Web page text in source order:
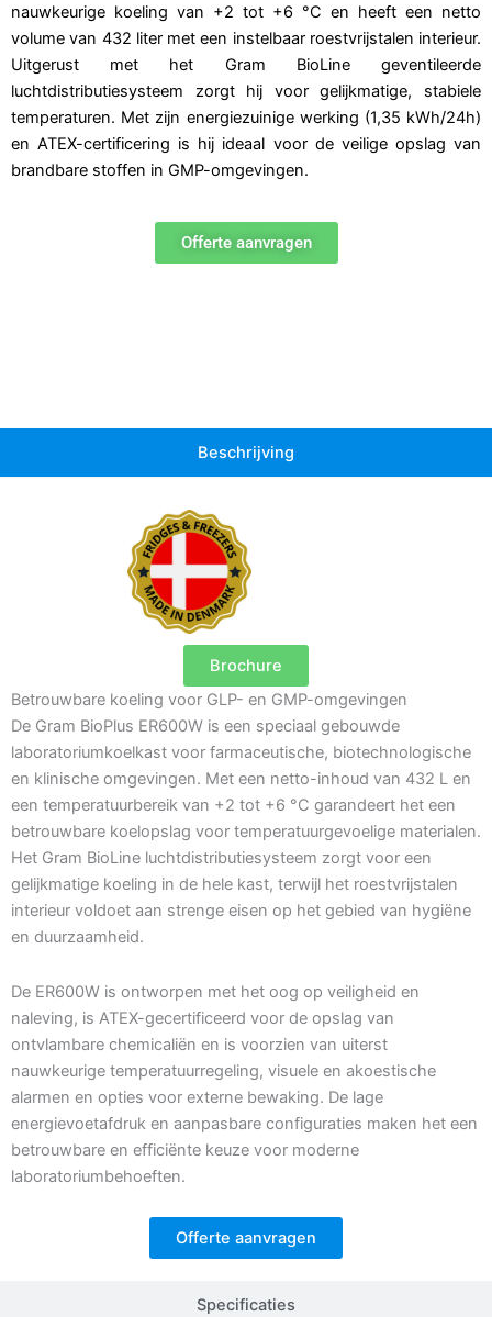
nauwkeurige koeling van +2 tot +6 °C en heeft een netto
volume van 432 liter met een instelbaar roestvrijstalen interieur.
Uitgerust met het Gram BioLine geventileerde
luchtdistributiesysteem zorgt hij voor gelijkmatige, stabiele
temperaturen. Met zijn energiezuinige werking (1,35 kWh/24h)
en ATEX-certificering is hij ideaal voor de veilige opslag van
brandbare stoffen in GMP-omgevingen.
Offerte aanvragen
Beschrijving
Specificaties
Brochure
Betrouwbare koeling voor GLP- en GMP-omgevingen
De Gram BioPlus ER600W is een speciaal gebouwde
laboratoriumkoelkast voor farmaceutische, biotechnologische
en klinische omgevingen. Met een netto-inhoud van 432 L en
een temperatuurbereik van +2 tot +6 °C garandeert het een
betrouwbare koelopslag voor temperatuurgevoelige materialen.
Het Gram BioLine luchtdistributiesysteem zorgt voor een
gelijkmatige koeling in de hele kast, terwijl het roestvrijstalen
interieur voldoet aan strenge eisen op het gebied van hygiëne
en duurzaamheid.
De ER600W is ontworpen met het oog op veiligheid en
naleving, is ATEX-gecertificeerd voor de opslag van
ontvlambare chemicaliën en is voorzien van uiterst
nauwkeurige temperatuurregeling, visuele en akoestische
alarmen en opties voor externe bewaking. De lage
energievoetafdruk en aanpasbare configuraties maken het een
betrouwbare en efficiënte keuze voor moderne
laboratoriumbehoeften.
Offerte aanvragen